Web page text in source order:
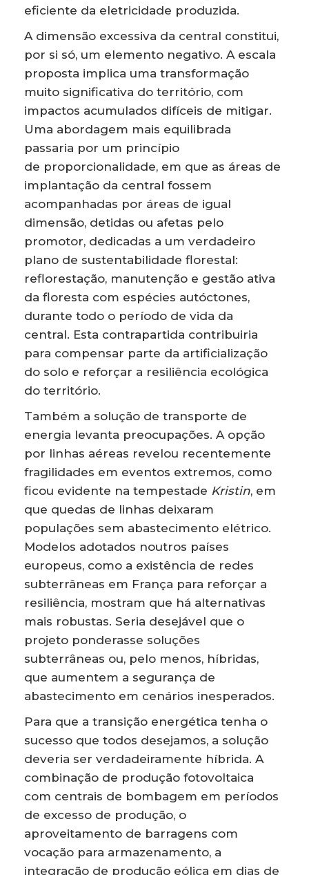
eficiente da eletricidade produzida.
A dimensão excessiva da central constitui,
por si só, um elemento negativo. A escala
proposta implica uma transformação
muito significativa do território, com
impactos acumulados difíceis de mitigar.
Uma abordagem mais equilibrada
passaria por um princípio
de proporcionalidade, em que as áreas de
implantação da central fossem
acompanhadas por áreas de igual
dimensão, detidas ou afetas pelo
promotor, dedicadas a um verdadeiro
plano de sustentabilidade florestal:
reflorestação, manutenção e gestão ativa
da floresta com espécies autóctones,
durante todo o período de vida da
central. Esta contrapartida contribuiria
para compensar parte da artificialização
do solo e reforçar a resiliência ecológica
do território.
Também a solução de transporte de
energia levanta preocupações. A opção
por linhas aéreas revelou recentemente
fragilidades em eventos extremos, como
ficou evidente na tempestade Kristin, em
que quedas de linhas deixaram
populações sem abastecimento elétrico.
Modelos adotados noutros países
europeus, como a existência de redes
subterrâneas em França para reforçar a
resiliência, mostram que há alternativas
mais robustas. Seria desejável que o
projeto ponderasse soluções
subterrâneas ou, pelo menos, híbridas,
que aumentem a segurança de
abastecimento em cenários inesperados.
Para que a transição energética tenha o
sucesso que todos desejamos, a solução
deveria ser verdadeiramente híbrida. A
combinação de produção fotovoltaica
com centrais de bombagem em períodos
de excesso de produção, o
aproveitamento de barragens com
vocação para armazenamento, a
integração de produção eólica em dias de